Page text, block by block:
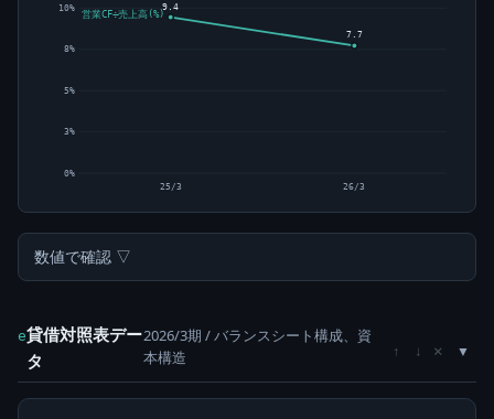
0%
3%
5%
8%
10% 9.4
25/3
7.7
26/3
営業CF÷売上高(%)
数値で確認 ▽
e貸借対照表デー
タ
2026/3期 / バランスシート構成、資
本構造
↑ ↓ ×